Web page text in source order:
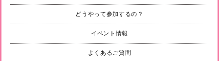
どうやって参加するの？
イベント情報
よくあるご質問